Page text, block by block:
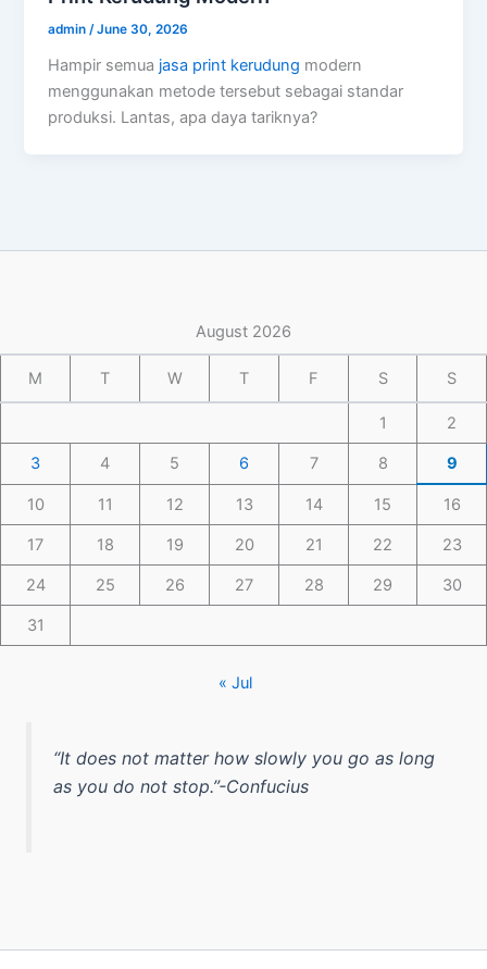
admin/June 30, 2026
Hampir semua jasa print kerudung modern
menggunakan metode tersebut sebagai standar
produksi. Lantas, apa daya tariknya?
August 2026
M T W T F S S
1 2
3 4 5 6 7 8 9
10 11 12 13 14 15 16
17 18 19 20 21 22 23
24 25 26 27 28 29 30
31
« Jul
“It does not matter how slowly you go as long
as you do not stop.”-Confucius